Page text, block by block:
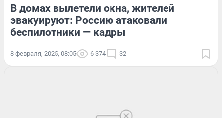
В домах вылетели окна, жителей
эвакуируют: Россию атаковали
беспилотники — кадры
8 февраля, 2025, 08:05 6 374 32